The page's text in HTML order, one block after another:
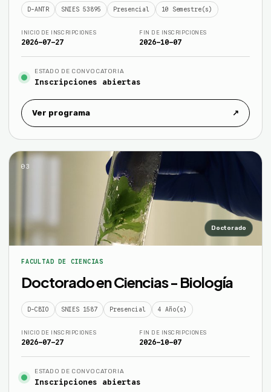
D-ANTR SNIES 53895 Presencial 10 Semestre(s)
INICIO DE INSCRIPCIONES
2026-07-27
FIN DE INSCRIPCIONES
2026-10-07
ESTADO DE CONVOCATORIA
Inscripciones abiertas
Ver programa ↗
03
Doctorado
FACULTAD DE CIENCIAS
Doctorado en Ciencias - Biología
D-CBIO SNIES 1587 Presencial 4 Año(s)
INICIO DE INSCRIPCIONES
2026-07-27
FIN DE INSCRIPCIONES
2026-10-07
ESTADO DE CONVOCATORIA
Inscripciones abiertas